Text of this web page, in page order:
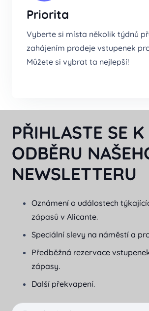
Priorita
Vyberte si místa několik týdnů
zahájením prodeje vstupenek
Můžete si vybrat ta nejlepší!
PŘIHLASTE SE K
ODBĚRU
NEWSLETTERU
Oznámení o událostech
zápasů v Alicante.
Speciální slevy na náměstí a
Předběžná rezervace
zápasy.
Další překvapení.